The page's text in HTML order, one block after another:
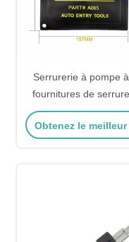
Serrurerie à pompe
fournitures de
auto air wedge
professionnel ouvrir
Obtenez le